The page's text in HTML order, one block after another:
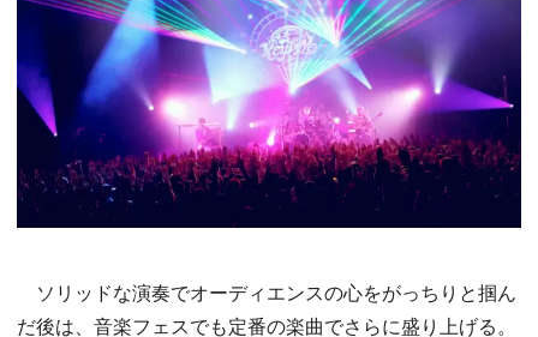
ソリッドな演奏でオーディエンスの心をがっちりと掴ん
だ後は、音楽フェスでも定番の楽曲でさらに盛り上げる。